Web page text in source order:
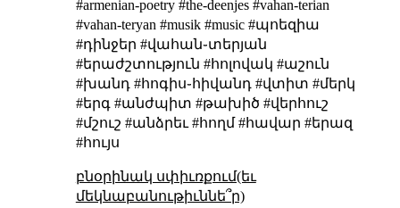
#armenian-poetry #the-deenjes #vahan-terian
#vahan-teryan #musik #music #պոեզիա
#դինջեր #վահան֊տերյան
#երաժշտություն #հոլովակ #աշուն
#խանդ #հոգիս֊հիվանդ #վտիտ #մերկ
#երգ #անժպիտ #թախիծ #վերհուշ
#մշուշ #անձրեւ #հողմ #հավար #երազ
#հույս
բնօրինակ սփիւռքում(եւ
մեկնաբանութիւննե՞ր)